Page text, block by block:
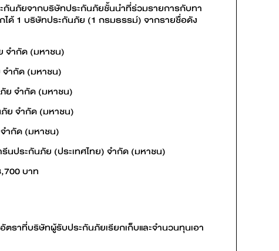
กันภัยจากบริษัทประกันภัยชั้นนำที่ร่วมรายการกับทา
ได้ 1 บริษัทประกันภัย (1 กรมธรรม์) จากรายชื่อดัง
จำกัด (มหาชน)
ำกัด (มหาชน)
ย จำกัด (มหาชน)
ย จำกัด (มหาชน)
ำกัด (มหาชน)
นประกันภัย (ประเทศไทย) จำกัด (มหาชน)
บาท
ราที่บริษัทผู้รับประกันภัยเรียกเก็บและจำนวนทุนเอา